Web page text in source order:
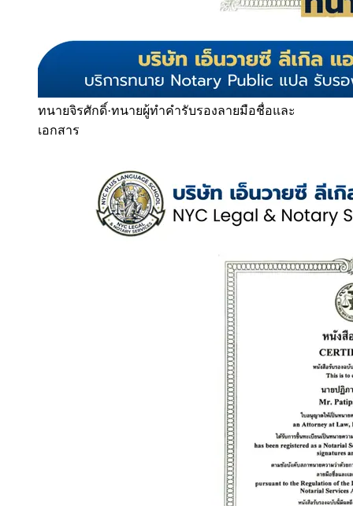
ทนายจิรศักดิ์·ทนายผู้ทำคำรับรองลายมือชื่อและ
เอกสาร